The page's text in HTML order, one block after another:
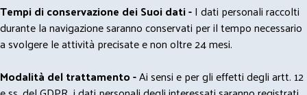
Tempi di conservazione dei Suoi dati -I dati personali raccolti
durante la navigazione saranno conservati per il tempo necessario
a svolgere le attività precisate e non oltre 24 mesi.
Modalità del trattamento -Ai sensi e per gli effetti degli artt. 12